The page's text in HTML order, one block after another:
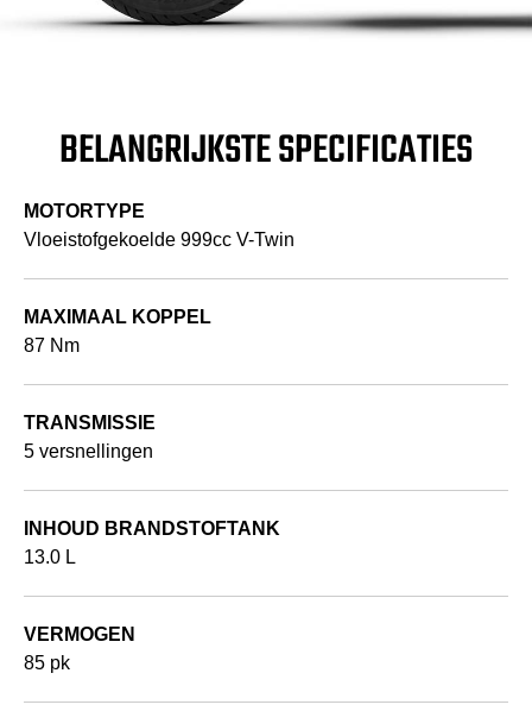
BELANGRIJKSTE SPECIFICATIES
MOTORTYPE
Vloeistofgekoelde 999cc V-Twin
MAXIMAAL KOPPEL
87 Nm
TRANSMISSIE
5 versnellingen
INHOUD BRANDSTOFTANK
13.0 L
VERMOGEN
85 pk